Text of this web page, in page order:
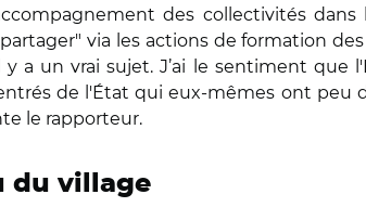
des collectivités
via les actions de formation
a un vrai sujet. J’ai le sentiment
de l'État qui eux-mêmes ont peu
le rapporteur.
du village